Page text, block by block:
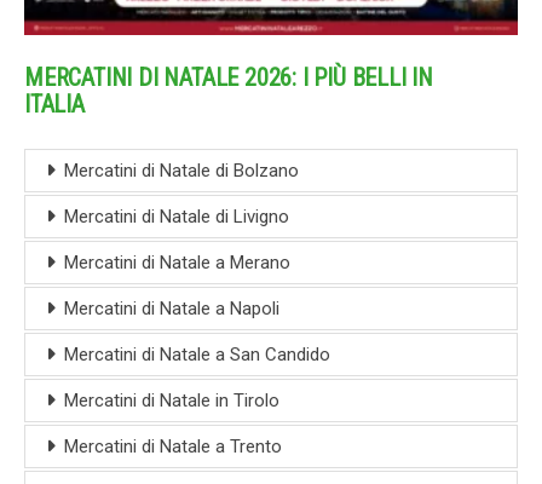
MERCATINI DI NATALE 2026: I PIÙ BELLI IN
ITALIA
Mercatini di Natale di Bolzano
Mercatini di Natale di Livigno
Mercatini di Natale a Merano
Mercatini di Natale a Napoli
Mercatini di Natale a San Candido
Mercatini di Natale in Tirolo
Mercatini di Natale a Trento